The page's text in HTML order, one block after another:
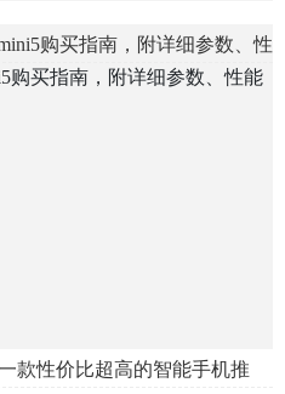
购买指南，附详细参数、性
款性价比超高的智能手机推